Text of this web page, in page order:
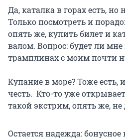
Да, каталка в горах есть, но
Только посмотреть и
опять же, купить билет и
валом. Вопрос: будет ли
трамплинах с моим почти
Купание в море? Тоже есть,
честь. Кто-то уже
такой экстрим, опять же, не
Остается надежда: бонусное